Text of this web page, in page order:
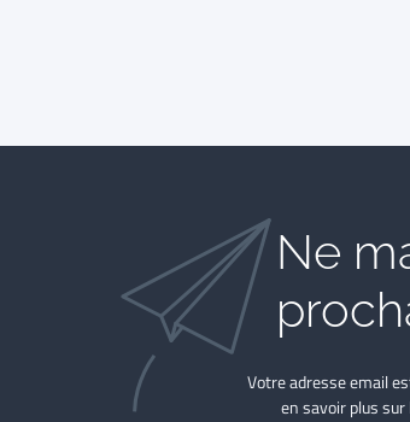
Ne
Votre adresse email
en savoir plus